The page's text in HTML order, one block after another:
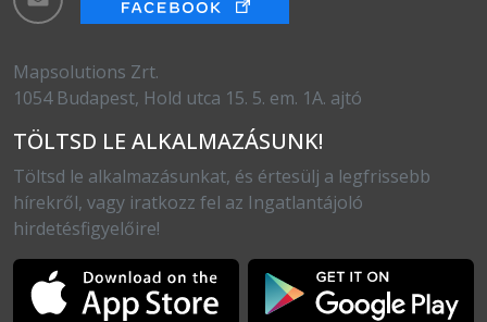
Mapsolutions Zrt.
1054 Budapest, Hold utca 15. 5. em. 1A. ajtó
TÖLTSD LE ALKALMAZÁSUNK!
Töltsd le alkalmazásunkat, és értesülj a legfrissebb
hírekről, vagy iratkozz fel az Ingatlantájoló
hirdetésfigyelőire!